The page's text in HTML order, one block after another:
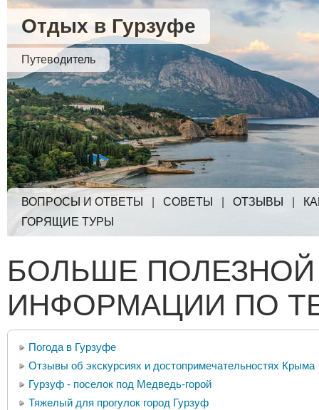
Отдых в Гурзуфе
Путеводитель
ВОПРОСЫ И ОТВЕТЫ СОВЕТЫ ОТЗЫВЫ
ГОРЯЩИЕ ТУРЫ
БОЛЬШЕ ПОЛЕЗНОЙ
ИНФОРМАЦИИ ПО
Погода в Гурзуфе
Отзывы об экскурсиях и достопримечательностях Крыма
Гурзуф - поселок под Медведь-горой
Тяжелый для прогулок город Гурзуф